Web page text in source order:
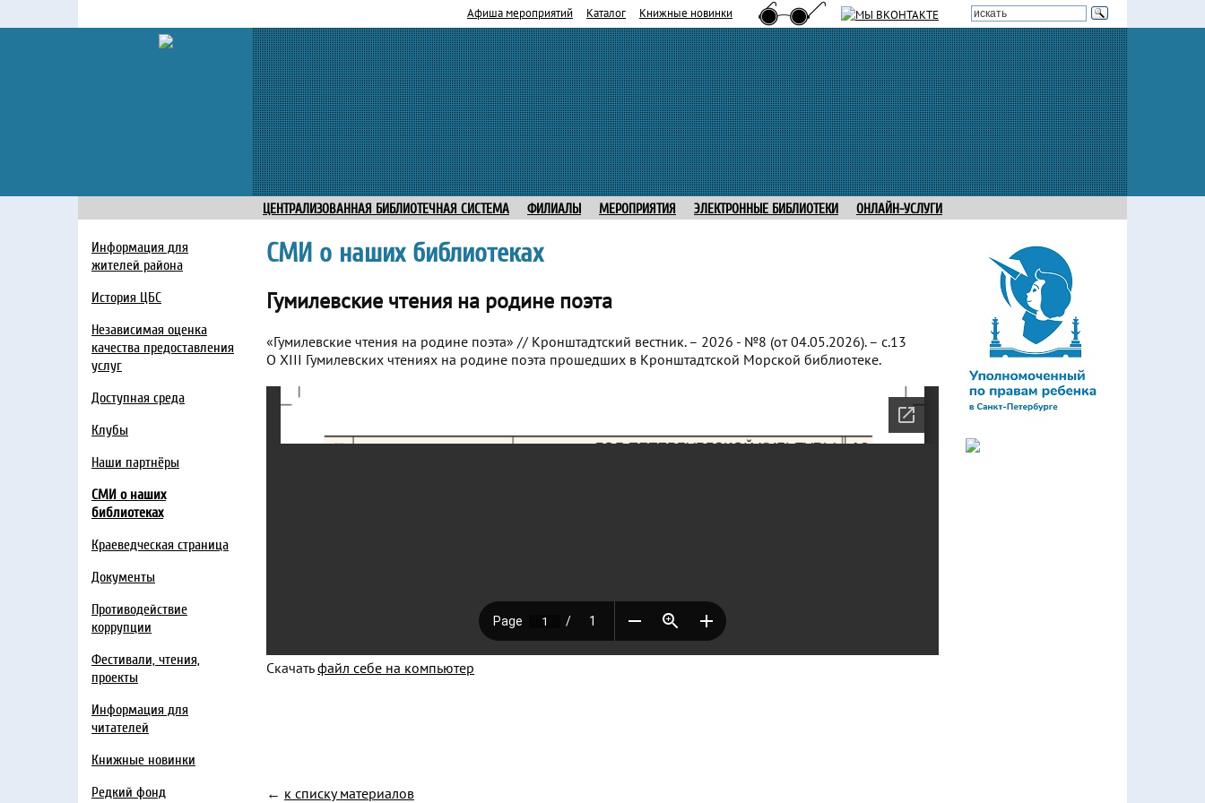
Афиша мероприятий Каталог Книжные новинки
ЦЕНТРАЛИЗОВАННАЯ БИБЛИОТЕЧНАЯ СИСТЕМА ФИЛИАЛЫ МЕРОПРИЯТИЯ ЭЛЕКТРОННЫЕ БИБЛИОТЕКИ ОНЛАЙН-УСЛУГИ
Информация для
жителей района
История ЦБС
Независимая оценка
качества предоставления
услуг
Доступная среда
Клубы
Наши партнёры
СМИ о наших
библиотеках
Краеведческая страница
Документы
Противодействие
коррупции
Фестивали, чтения,
проекты
Информация для
читателей
Книжные новинки
Редкий фонд
СМИ о наших библиотеках
Гумилевские чтения на родине поэта
«Гумилевские чтения на родине поэта» // Кронштадтский вестник. – 2026 - №8 (от 04.05.2026). – с.13
О XIII Гумилевских чтениях на родине поэта прошедших в Кронштадтской Морской библиотеке.
Скачатьфайл себе на компьютер
← к списку материалов